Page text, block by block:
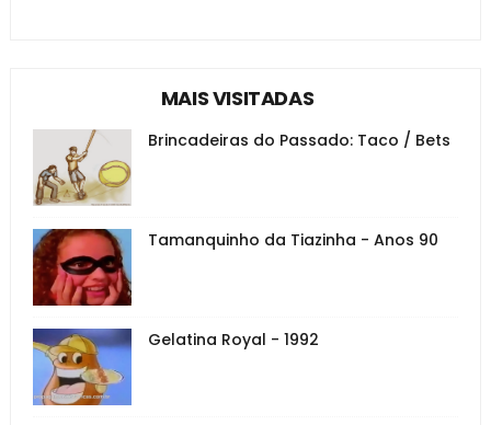
MAIS VISITADAS
Brincadeiras do Passado: Taco / Bets
Tamanquinho da Tiazinha - Anos 90
Gelatina Royal - 1992